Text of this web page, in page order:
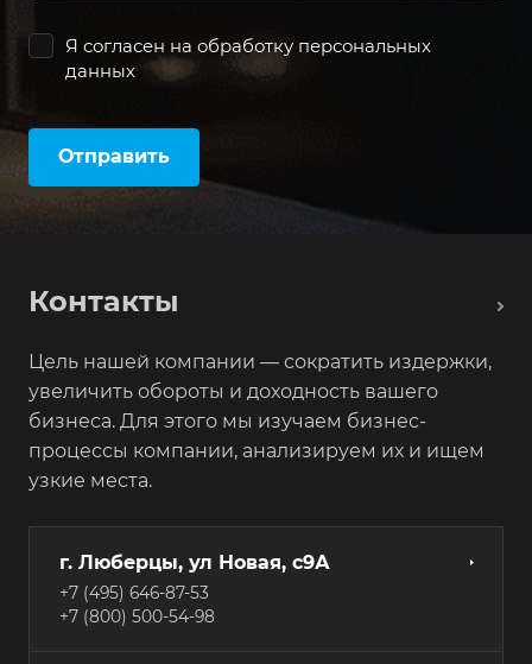
Я согласен на обработку персональных
данных
Отправить
Контакты
Цель нашей компании — сократить издержки,
увеличить обороты и доходность вашего
бизнеса. Для этого мы изучаем бизнес-
процессы компании, анализируем их и ищем
узкие места.
г. Люберцы, ул Новая, с9А
+7 (495) 646-87-53
+7 (800) 500-54-98